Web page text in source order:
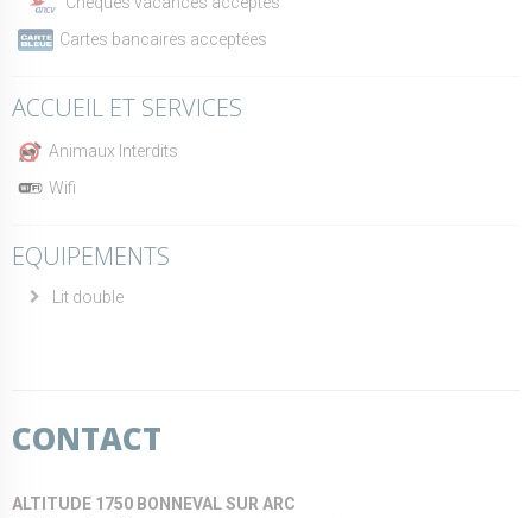
Cartes bancaires acceptées
ACCUEIL ET SERVICES
Animaux Interdits
Wifi
EQUIPEMENTS
Lit double
CONTACT
ALTITUDE 1750 BONNEVAL SUR ARC